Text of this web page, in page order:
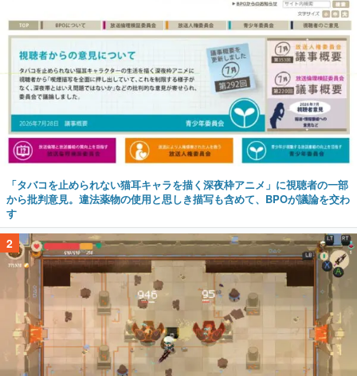
「タバコを止められない猫耳キャラを描く深夜枠アニメ」に視聴者の一部
から批判意見。違法薬物の使用と思しき描写も含めて、BPOが議論を交わ
す
2